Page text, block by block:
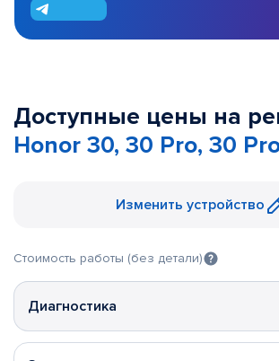
Доступные цены на
Honor 30, 30 Pro, 30
Изменить устройство
Стоимость работы (без детали)
Диагностика